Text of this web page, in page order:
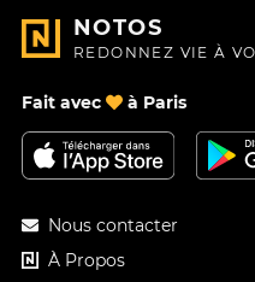
NOTOS
REDONNEZ VIE À
Fait avec à Paris
Nous contacter
À Propos